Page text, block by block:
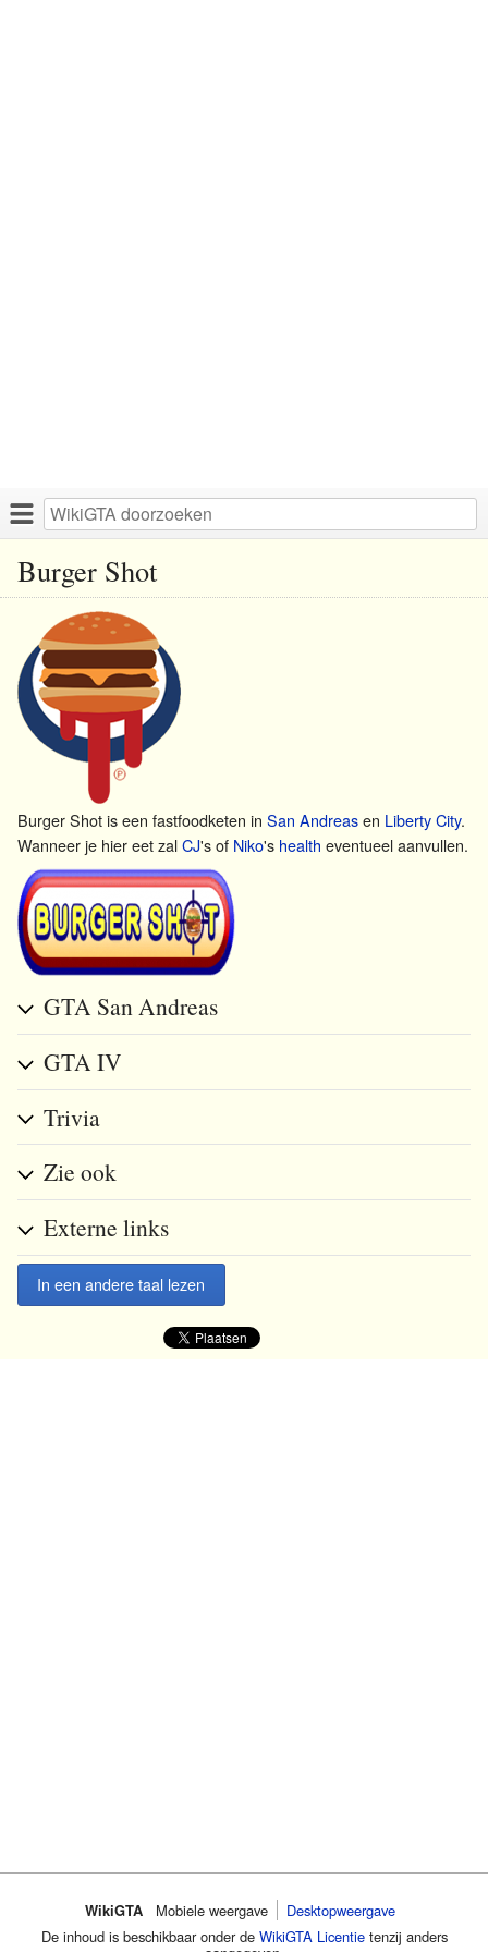
Burger Shot
Burger Shot is een fastfoodketen in San Andreasen Liberty City.
Wanneer je hier eet zalCJ's of Niko's health eventueel aanvullen.
GTA San Andreas
GTA IV
Trivia
Zie ook
Externe links
In een andere taal lezen
WikiGTA Mobiele weergave
Desktopweergave
De inhoud is beschikbaar onder de WikiGTA Licentietenzij anders